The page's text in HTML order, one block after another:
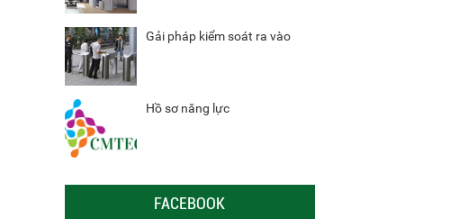
Gải pháp kiểm soát ra vào
Hồ sơ năng lực
FACEBOOK